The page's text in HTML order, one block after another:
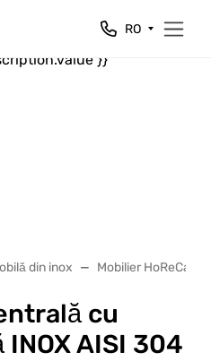
}}
}}
RO
din inox Mobilier HoReCa
cu
AISI 304